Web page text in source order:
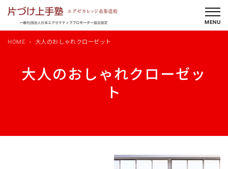
を
MENU
大人のおしゃれクローゼッ
ト
HOME 大人のおしゃれクローゼット